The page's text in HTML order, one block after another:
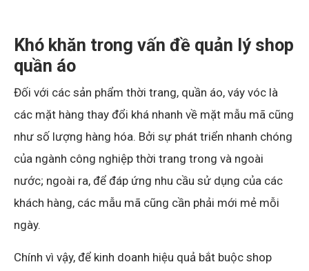
Khó khăn trong vấn đề quản lý shop
quần áo
Đối với các sản phẩm thời trang, quần áo, váy vóc là
các mặt hàng thay đổi khá nhanh về mặt mẫu mã cũng
như số lượng hàng hóa. Bởi sự phát triển nhanh chóng
của ngành công nghiệp thời trang trong và ngoài
nước; ngoài ra, để đáp ứng nhu cầu sử dụng của các
khách hàng, các mẫu mã cũng cần phải mới mẻ mỗi
ngày.
Chính vì vậy, để kinh doanh hiệu quả bắt buộc shop